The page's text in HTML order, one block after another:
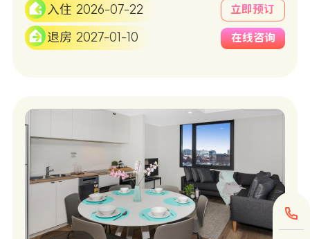
入住 2026-07-22
退房 2027-01-10
立即预订
在线咨询